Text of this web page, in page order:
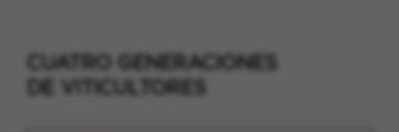
CUATRO GENERACIONES
DE VITICULTORES